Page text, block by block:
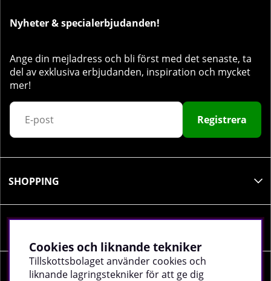
Nyheter & specialerbjudanden!
Ange din mejladress och bli först med det senaste, ta
del av exklusiva erbjudanden, inspiration och mycket
mer!
Registrera
SHOPPING
SOCIALA MEDIER
Cookies och liknande tekniker
Tillskottsbolaget använder cookies och
liknande lagringstekniker för att ge dig